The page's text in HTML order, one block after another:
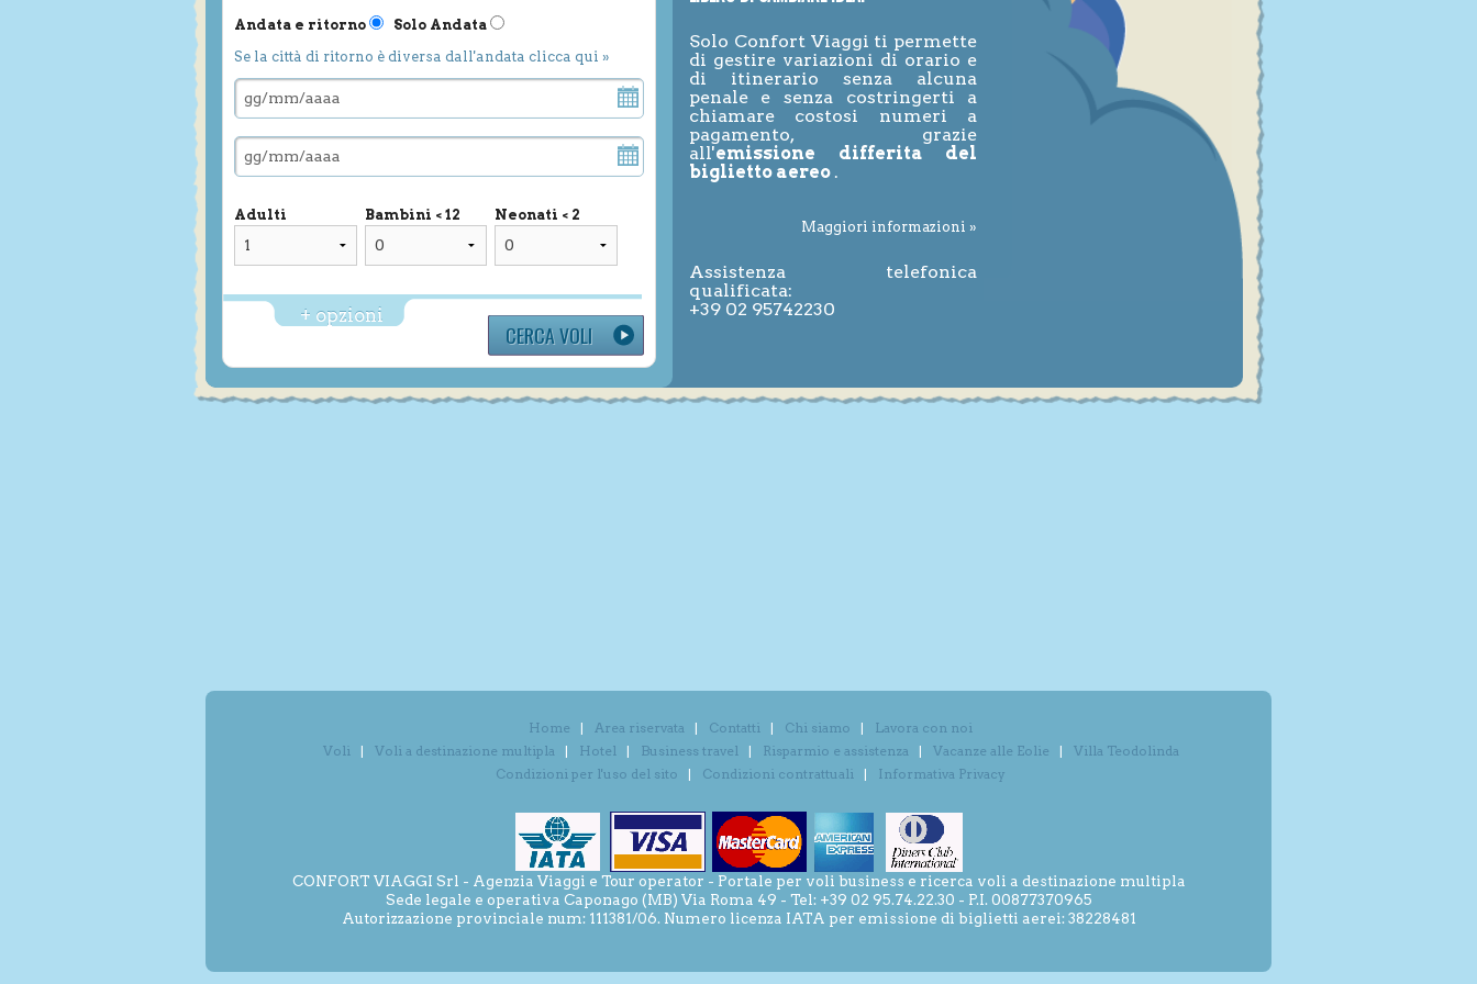
Andata e ritorno
Solo Andata
Se la città di ritorno è diversa dall'andata clicca qui »
Adulti Bambini < 12 Neonati < 2
+ opzioni
Solo Confort Viaggi ti permette
di gestire variazioni di orario e
di itinerario senza alcuna
penale e senza costringerti a
chiamare costosi numeri a
pagamento, grazie
all'emissione differita del
biglietto aereo .
Maggiori informazioni »
Assistenza telefonica
qualificata:
+39 02 95742230
Home Area riservata Contatti Chi siamo
Lavora con noi
Voli
Voli a destinazione multipla Hotel Business travel Risparmio e assistenza Vacanze alle Eolie
Villa Teodolinda
Condizioni per l'uso del sito
Condizioni contrattuali Informativa Privacy
CONFORT VIAGGI Srl - Agenzia Viaggi e Tour operator - Portale per voli business e ricerca voli a destinazione multipla
Sede legale e operativa Caponago (MB) Via Roma 49 - Tel: +39 02 95.74.22.30 - P.I. 00877370965
Autorizzazione provinciale num: 111381/06. Numero licenza IATA per emissione di biglietti aerei: 38228481